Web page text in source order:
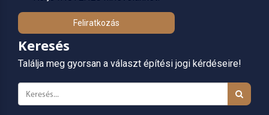
Feliratkozás
Keresés
Találja meg gyorsan a választ építési jogi kérdéseire!